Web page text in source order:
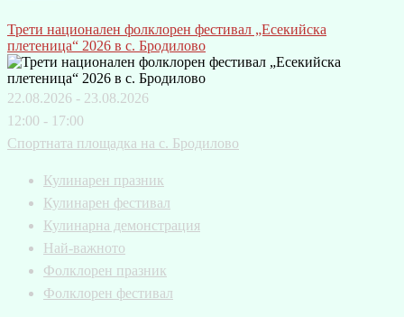
Трети национален фолклорен фестивал „Есекийска
плетеница“ 2026 в с. Бродилово
22.08.2026 - 23.08.2026
12:00 - 17:00
Спортната площадка на с. Бродилово
Кулинарен празник
Кулинарен фестивал
Кулинарна демонстрация
Най-важното
Фолклорен празник
Фолклорен фестивал